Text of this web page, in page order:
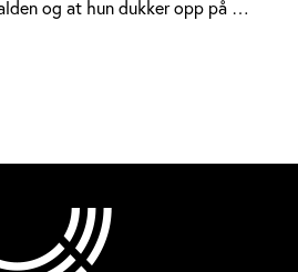
og at hun dukker opp på …